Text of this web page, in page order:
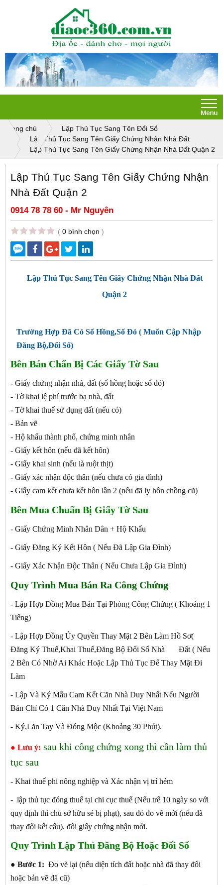
Trang chủ
Lập Thủ Tục Sang Tên Đổi Sổ
Lập Thủ Tục Sang Tên Giấy Chứng Nhận Nhà Đất
Lập Thủ Tục Sang Tên Giấy Chứng Nhận Nhà Đất Quận 2
Lập Thủ Tục Sang Tên Giấy Chứng Nhận
Nhà Đất Quận 2
0914 78 78 60 - Mr Nguyên
( 0 bình chọn )
Lập Thủ Tục Sang Tên Giấy Chứng Nhận Nhà Đất
Quận 2
Trường Hợp Đã Có Sổ Hồng,Sổ Đỏ ( Muốn Cập Nhập
Đăng Bộ,Đổi Sổ)
Bên Bán Chẩn Bị Các Giấy Tờ Sau
- Giấy chứng nhận nhà, đất (sổ hồng hoặc sổ đỏ)
- Tờ khai lệ phí trước bạ nhà, đất
- Tờ khai thuế sử dụng đất (nếu có)
- Bản vẽ
- Hộ khẩu thành phố, chứng minh nhân
- Giấy kết hôn (nếu đã kết hôn)
- Giấy khai sinh (nếu là ruột thịt)
- Giấy xác nhận độc thân (nếu chưa có gia đình)
- Giấy cam kết chưa kết hôn lần 2 (nếu đã ly hôn chồng cũ)
Bên Mua Chuẩn Bị Giấy Tờ Sau
- Giấy Chứng Minh Nhân Dân + Hộ Khẩu
- Giấy Đăng Ký Kết Hôn ( Nếu Đã Lập Gia Đình)
- Giấy Xác Nhận Độc Thân ( Nếu Chưa Lập Gia Đình)
Quy Trình Mua Bán Ra Công Chứng
- Lập Hợp Đồng Mua Bán Tại Phòng Công Chứng ( Khoảng 1
Tiếng)
- Lập Hợp Đồng Ủy Quyền Thay Mặt 2 Bên Làm Hồ Sơ(
Đăng Ký Thuế,Khai Thuế,Đăng Bộ Đổi Sổ Nhà Đất ( Nếu
2 Bên Có Nhờ Ai Khác Hoặc Lập Thủ Tục Để Thay Mặt Đi
Làm
- Lập Và Ký Mẫu Cam Kết Căn Nhà Duy Nhất Nếu Người
Bán Chỉ Có 1 Căn Nhà Duy Nhất Tại Việt Nam
- Ký,Lăn Tay Và Đóng Mộc (Khoảng 30 Phút).
● Lưu ý: sau khi công chứng xong thì cần làm thủ
tục sau
- Khai thuế phi nông nghiệp và Xác nhận vị trí hẻm
- lập thủ tục đóng thuế tại chi cục thuế (Nếu trể 10 ngày so với
quy định thì chủ sở hữu sẻ bị phạt), sau đó đo vẽ mới (nếu đã
thay đổi kết cấu), đổi giấy chứng nhận mới.
Quy Trình Lập Thủ Đăng Bộ Hoặc Đổi Sổ
● Bước 1: Đo vẽ lại (nếu diện tích đất hoặc nhà đã thay đổi
hoặc bản vẽ đã cũ)